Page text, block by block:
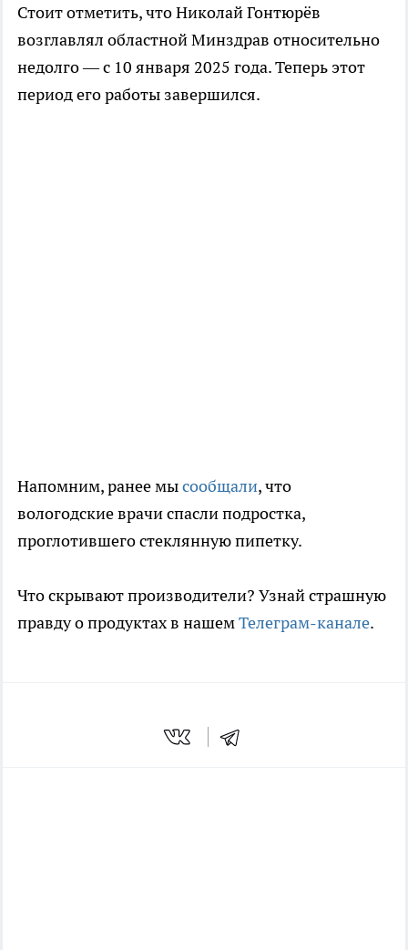
Стоит отметить, что Николай Гонтюрёв
возглавлял областной Минздрав относительно
недолго — с 10 января 2025 года. Теперь этот
период его работы завершился.
Напомним, ранее мысообщали, что
вологодские врачи спасли подростка,
проглотившего стеклянную пипетку.
Что скрывают производители? Узнай страшную
правду о продуктах в нашемТелеграм-канале.